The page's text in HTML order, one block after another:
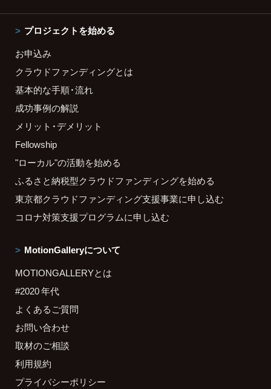
プロジェクトを始める
お申込み
クラウドファンディングとは
基本的な手順・流れ
成功事例の解説
メリット・デメリット
Fellowship
"ローカル"の活動を始める
ふるさと納税型クラウドファンディングを始める
東京都クラウドファンディング支援事業に申し込む
コロナ対策支援プログラムに申し込む
MotionGalleryについて
MOTIONGALLERYとは
#2020 年代
よくあるご質問
お問い合わせ
取材のご相談
利用規約
プライバシーポリシー